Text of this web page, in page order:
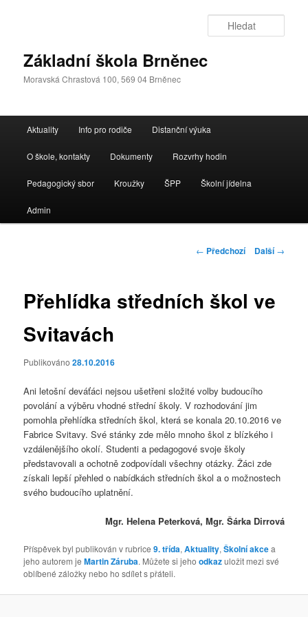
Základní škola Brněnec
Moravská Chrastová 100, 569 04 Brněnec
navigační
Aktuality Info pro rodiče Distanční výuka
O škole, kontakty Dokumenty Rozvrhy hodin
Pedagogický sbor Kroužky ŠPP Školní jídelna
Admin
Navigace
← Předchozí Další→
Přehlídka středních škol ve
Svitavách
Publikováno28.10.2016
Ani letošní deváťáci nejsou ušetřeni složité volby budoucího
povolání a výběru vhodné střední školy. V rozhodování jim
pomohla přehlídka středních škol, která se konala 20.10.2016 ve
Fabrice Svitavy. Své stánky zde mělo mnoho škol z blízkého i
vzdálenějšího okolí. Studenti a pedagogové svoje školy
představovali a ochotně zodpovídali všechny otázky. Žáci zde
získali lepší přehled o nabídkách středních škol a o možnostech
svého budoucího uplatnění.
Mgr. Helena Peterková, Mgr. Šárka Dirrová
Příspěvek byl publikován v rubrice9. třída,Aktuality,Školní akcea
jeho autorem jeMartin Záruba. Můžete si jehoodkazuložit mezi své
oblíbené záložky nebo ho sdílet s přáteli.